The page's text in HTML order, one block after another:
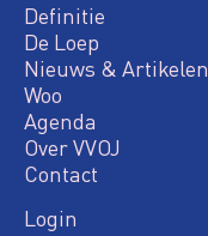
Definitie
De Loep
Nieuws & Artikelen
Woo
Agenda
Over VVOJ
Contact
Login